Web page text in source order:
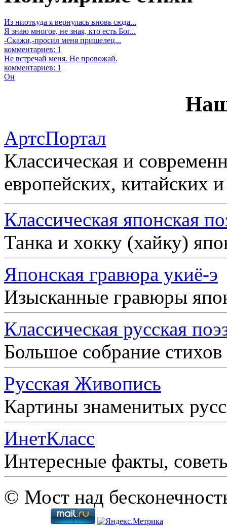
Из ниоткуда я вернулась вновь сюда...
Я знаю многое, не зная, кто есть Бог...
-Скажи,-просил меня пришелец...
комментариев: 1
Не встречай меня. Не провожай.
комментариев: 1
Он
АртсПортал
Классическая и
европейских, китайских
Классическая японская
Танка и хокку (хайку)
Японская гравюра укиё-э
Изысканные гравюры
Классическая русская
Большое собрание
Русская Живопись
Картины знаменитых
ИнетКласс
Интересные факты,
© Мост над